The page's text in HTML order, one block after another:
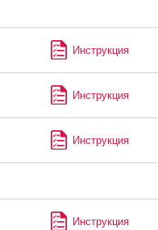
Инструкция
Инструкция
Инструкция
Инструкция